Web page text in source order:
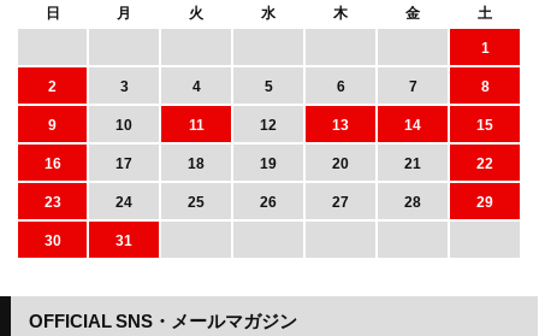
OFFICIAL SNS・メールマガジン
日 月 火 水 木 金
土
1
2
3 4 5 6 7
8
9
10 11 12 13 14
15
16
17 18 19 20 21
22
23
24 25 26 27 28
29
30
31